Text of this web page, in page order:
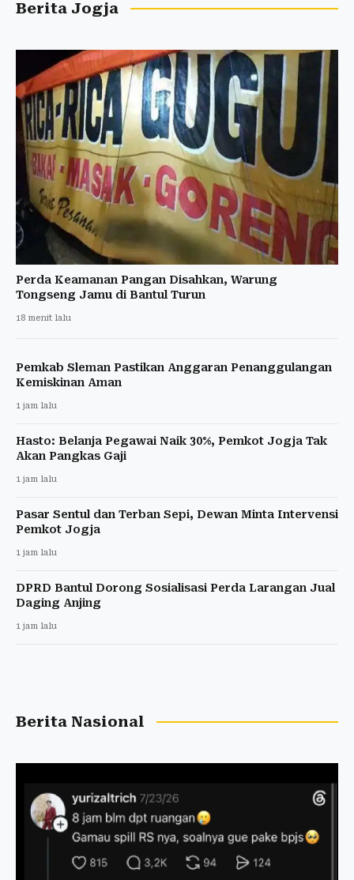
Berita Jogja
Perda Keamanan Pangan Disahkan, Warung
Tongseng Jamu di Bantul Turun
18 menit lalu
Pemkab Sleman Pastikan Anggaran Penanggulangan
Kemiskinan Aman
1 jam lalu
Hasto: Belanja Pegawai Naik 30%, Pemkot Jogja Tak
Akan Pangkas Gaji
1 jam lalu
Pasar Sentul dan Terban Sepi, Dewan Minta Intervensi
Pemkot Jogja
1 jam lalu
DPRD Bantul Dorong Sosialisasi Perda Larangan Jual
Daging Anjing
1 jam lalu
Berita Nasional